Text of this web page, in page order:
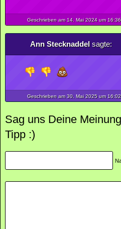
Geschrieben am 14. Mai2024um
Ann Stecknaddelsagte:
Geschrieben am 30. Mai2025um
Sag uns Deine
Tipp :)